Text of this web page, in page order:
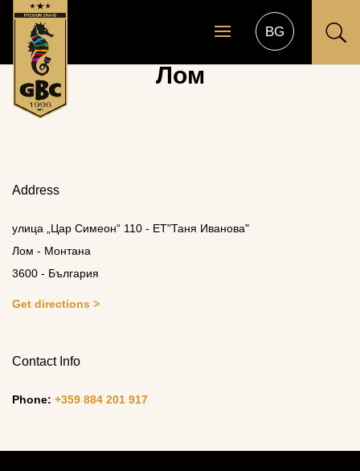
U
Лом
Address
улица „Цар Симеон“ 110 - ЕТ"Таня Иванова"
Лом - Монтана
3600 - България
Get directions >
Contact Info
Phone: +359 884 201 917